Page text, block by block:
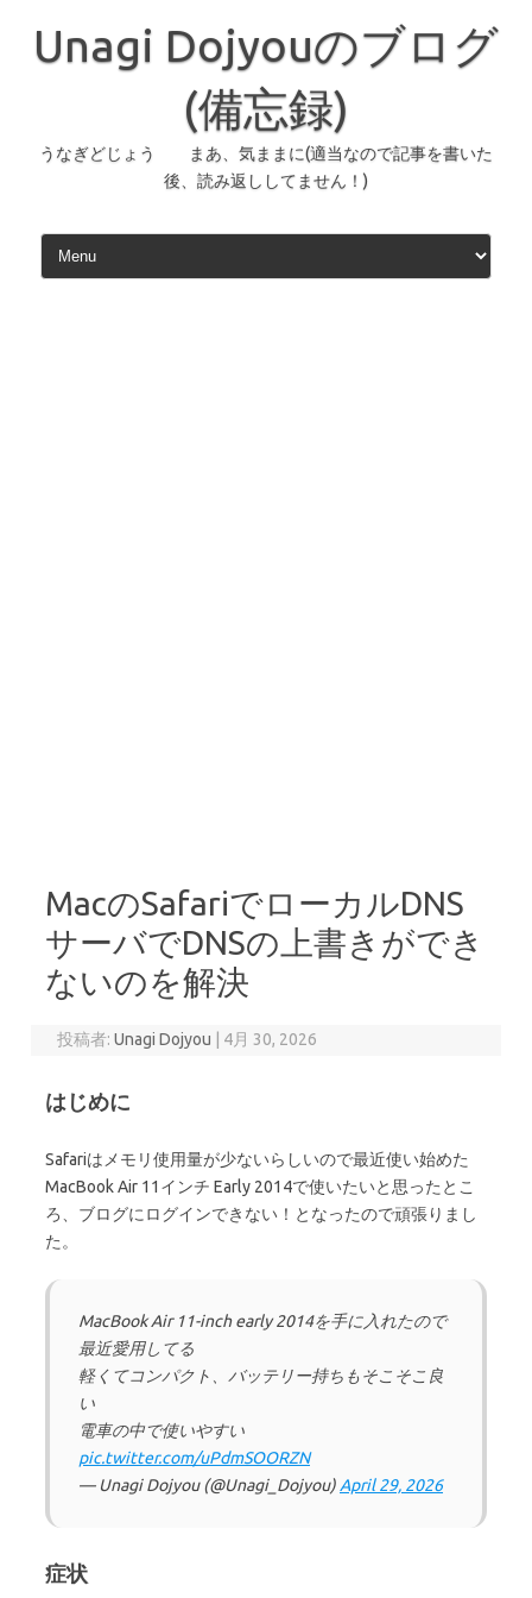
ン
プ
Unagi Dojyouのブログ
(備忘録)
うなぎどじょう まあ、気ままに(適当なので記事を書いた
後、読み返ししてません！)
MacのSafariでローカルDNS
サーバでDNSの上書きができ
ないのを解決
投稿者:Unagi Dojyou 4月 30, 2026
はじめに
Safariはメモリ使用量が少ないらしいので最近使い始めた
MacBook Air 11インチ Early 2014で使いたいと思ったとこ
ろ、ブログにログインできない！となったので頑張りまし
た。
MacBook Air 11-inch early 2014を手に入れたので
最近愛用してる
軽くてコンパクト、バッテリー持ちもそこそこ良
い
電車の中で使いやすい
pic.twitter.com/uPdmSOORZN
— Unagi Dojyou (@Unagi_Dojyou) April 29, 2026
症状